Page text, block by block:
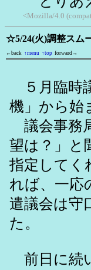
<Mozilla/4.0
☆5/24(火)調整スム
←back ↑menu ↑top forward→
５月臨時
機」から始
議会事務
望は？」と
指定してく
れば、一応
遣議会は守
た。
前日に続